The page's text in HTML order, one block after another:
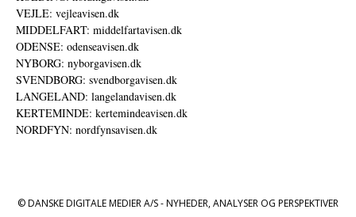
VEJLE: vejleavisen.dk
MIDDELFART: middelfartavisen.dk
ODENSE: odenseavisen.dk
NYBORG: nyborgavisen.dk
SVENDBORG: svendborgavisen.dk
LANGELAND: langelandavisen.dk
KERTEMINDE: kertemindeavisen.dk
NORDFYN: nordfynsavisen.dk
© DANSKE DIGITALE MEDIER A/S - NYHEDER, ANALYSER OG PERSPEKTIVER